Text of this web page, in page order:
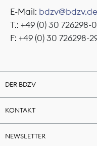
E-Mail: bdzv@bdzv.de
T.: +49 (0) 30 726298-0
F: +49 (0) 30 726298-
DER BDZV
KONTAKT
NEWSLETTER